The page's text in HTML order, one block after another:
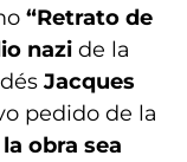
“Retrato de
nazi de la
Jacques
pedido de la
obra sea